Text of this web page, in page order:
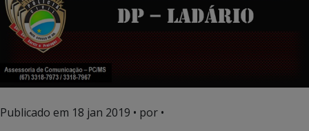
Publicado em 18 jan 2019 • por •